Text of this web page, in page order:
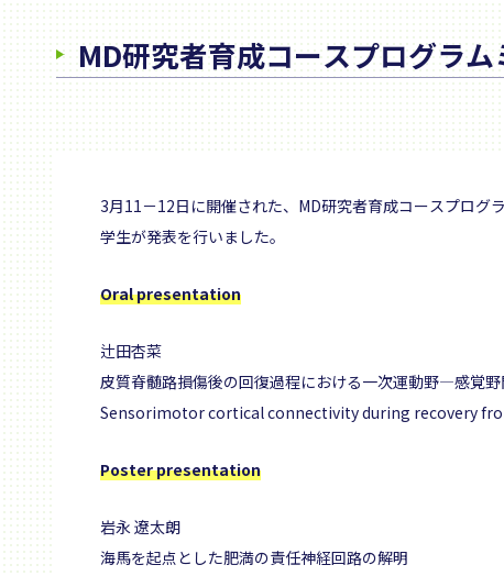
MD研究者育成コースプログラ
3月11－12日に開催された、MD研究者育成コースプログ
学生が発表を行いました。
Oral presentation
辻田杏菜
皮質脊髄路損傷後の回復過程における一次運動野―感覚野
Sensorimotor cortical connectivity during recovery
Poster presentation
岩永 遼太朗
海⾺を起点とした肥満の責任神経回路の解明